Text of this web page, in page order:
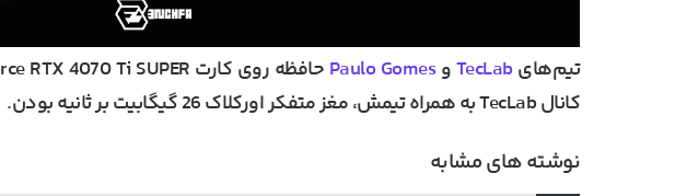
تیم‌هایTecLabوPaulo Gomes
کانال TecLab به همراه تیمش، مغز متفکر اورکلاک 26 گیگابیت بر ثانیه بودن.
نوشته های مشابه